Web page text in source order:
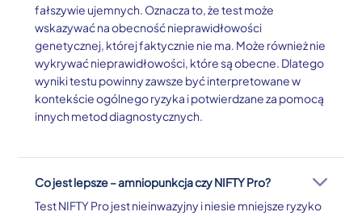
fałszywie ujemnych. Oznacza to, że test może
wskazywać na obecność nieprawidłowości
genetycznej, której faktycznie nie ma. Może również nie
wykrywać nieprawidłowości, które są obecne. Dlatego
wyniki testu powinny zawsze być interpretowane w
kontekście ogólnego ryzyka i potwierdzane za pomocą
innych metod diagnostycznych.
Co jest lepsze – amniopunkcja czy NIFTY Pro?
Test NIFTY Pro jest nieinwazyjny i niesie mniejsze ryzyko